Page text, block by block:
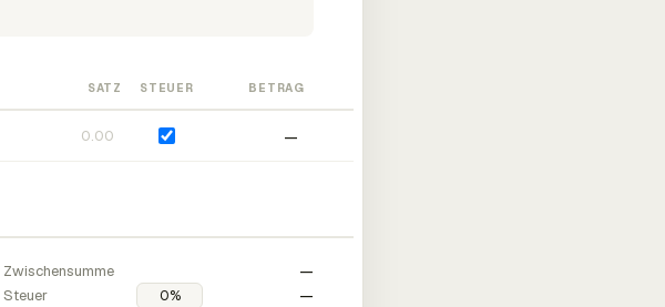
SATZ STEUER BETRAG
—
Zwischensumme
—
Steuer
—